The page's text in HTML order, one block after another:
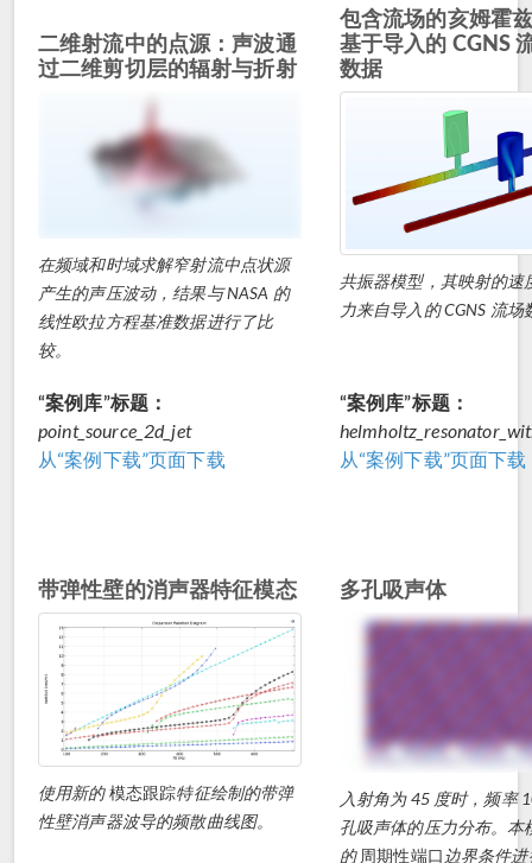
二维射流中的点源：声波通
过二维剪切层的辐射与折射
在频域和时域求解窄射流中点状源
产生的声压波动，结果与 NASA 的
线性欧拉方程基准数据进行了比
较。
“案例库”标题：
point_source_2d_jet
从“案例下载”页面下载
包含流场的亥姆霍
基于导入的 CGNS
数据
共振器模型，其映射的速
力来自导入的 CGNS 流场
“案例库”标题：
从“案例下载”页面下载
带弹性壁的消声器特征模态
使用新的模态跟踪特征绘制的带弹
性壁消声器波导的频散曲线图。
多孔吸声体
入射角为 45 度时，频率
孔吸声体的压力分布。本
的 周期性端口边界条件